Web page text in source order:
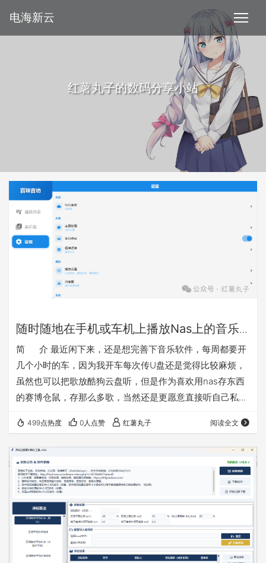
电海新云
红薯丸子的数码分享小站
随时随地在手机或车机上播放Nas上的音乐
的简便方法介绍
简 介 最近闲下来，还是想完善下音乐软件，每周都要开
几个小时的车，因为我开车每次传U盘还是觉得比较麻烦，
虽然也可以把歌放酷狗云盘听，但是作为喜欢用nas存东西
的赛博仓鼠，存那么多歌，当然还是更愿意直接听自己私域
版（含车机模式），以后等软件完善了考虑有需要再做一份
鸿蒙版的。其实试过一下mobimusic也是可以用的，但是我
感觉想添加一些功能还是自己做一个更方便，软件主打纯
净，实用，便捷。软件就叫百味音坊把 软件特点： 1、连
接…
499点热度 0人点赞 红薯丸子 阅读全文